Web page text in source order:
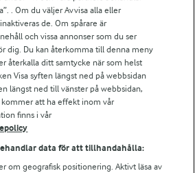
. Om du väljer Avvisa alla eller
de. Om spårare är
och vissa annonser som du ser
dig. Du kan återkomma till denna meny
återkalla ditt samtycke när som helst
Visa syften längst ned på webbsidan
längst ned till vänster på webbsidan,
att ha effekt inom vår
finns i vår
data för att tillhandahålla:
om geografisk positionering. Aktivt läsa av